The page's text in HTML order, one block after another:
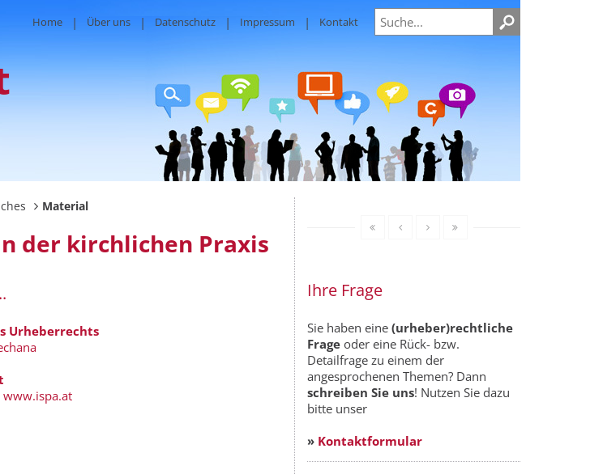
Home Über uns Datenschutz Impressum Kontakt
Material
der kirchlichen Praxis
Urheberrechts
www.ispa.at
Ihre Frage
Sie haben eine(urheber)rechtliche
Frage oder eine Rück- bzw.
Detailfrage zu einem der
angesprochenen Themen? Dann
schreiben Sie uns! Nutzen Sie dazu
bitte unser
» Kontaktformular